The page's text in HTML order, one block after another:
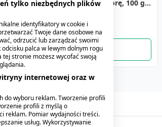
8 g
roztwór na skórę, 100 g
4,49 zł
5m x
tkaninowy biały 5m x
tylko niezbędnych plików
identyfikatory w cookie i
Twoje dane osobowe na
odrzucić lub zarządzać swoimi
palca w lewym dolnym rogu
stronie możesz wycofać swoją
internetowej oraz w
do wyboru reklam. Tworzenie profili
profili z myślą o
reklam. Pomiar wydajności treści.
usług. Wykorzystywanie